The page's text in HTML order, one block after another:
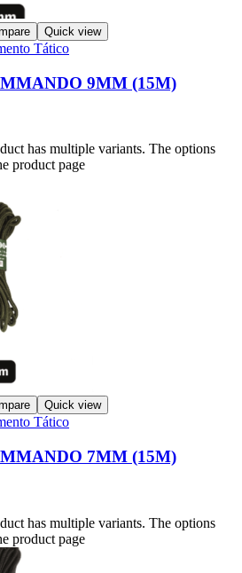
Quick view
Tático
9MM (15M)
has multiple variants. The options
product page
Quick view
Tático
7MM (15M)
has multiple variants. The options
product page